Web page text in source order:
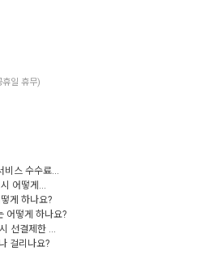
일 휴무)
비스 수수료...
어떻게...
게 하나요?
어떻게 하나요?
선결제한 ...
걸리나요?